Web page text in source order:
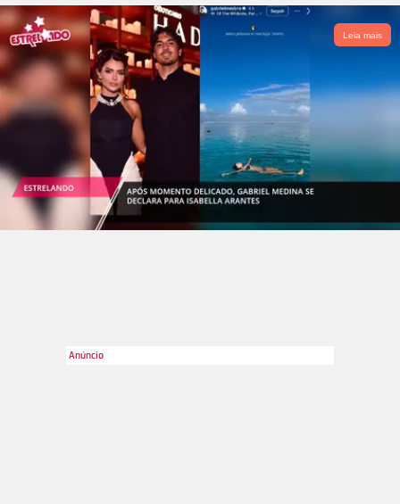
Getty Images 2/27
Leia mais